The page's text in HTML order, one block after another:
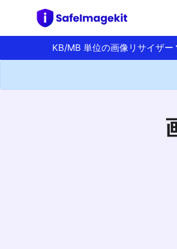
KB/MB 単位の画像リサイザー